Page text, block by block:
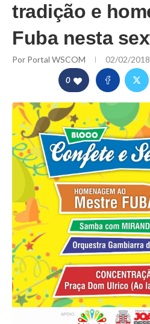
tradição e
Fuba nesta
Por Portal WSCOM 02/02/2018
0